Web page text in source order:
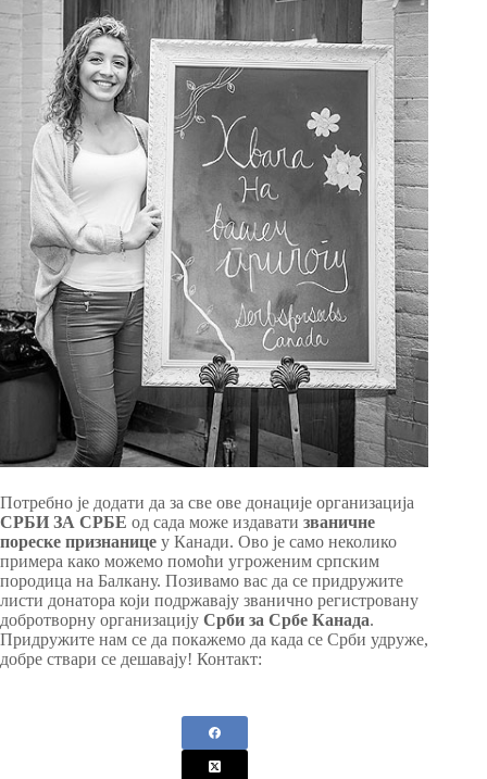
Потребно је додати да за све ове донације организација
СРБИ ЗА СРБЕ од сада може издавати званичне
пореске признанице у Канади. Ово је само неколико
примера како можемо помоћи угроженим српским
породица на Балкану. Позивамо вас да се придружите
листи донатора који подржавају званично регистровану
добротворну организацију Срби за Србе Канада.
Придружите нам се да покажемо да када се Срби удруже,
добре ствари се дешавају! Контакт: